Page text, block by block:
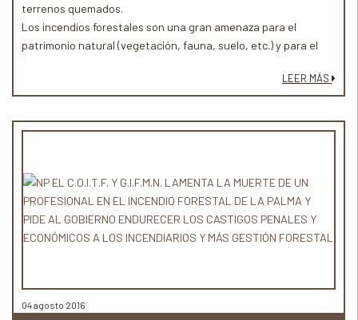
terrenos quemados.
Los incendios forestales son una gran amenaza para el
patrimonio natural (vegetación, fauna, suelo, etc.) y para el
etc.) del medio rural. Las consecuencias de un desastre forestal
siempre son nefastas. El impacto ecológico que suponen
hectáreas y hectáreas calcinadas es inmenso. Pero no sólo eso.
LEER MÁS
04 agosto 2016